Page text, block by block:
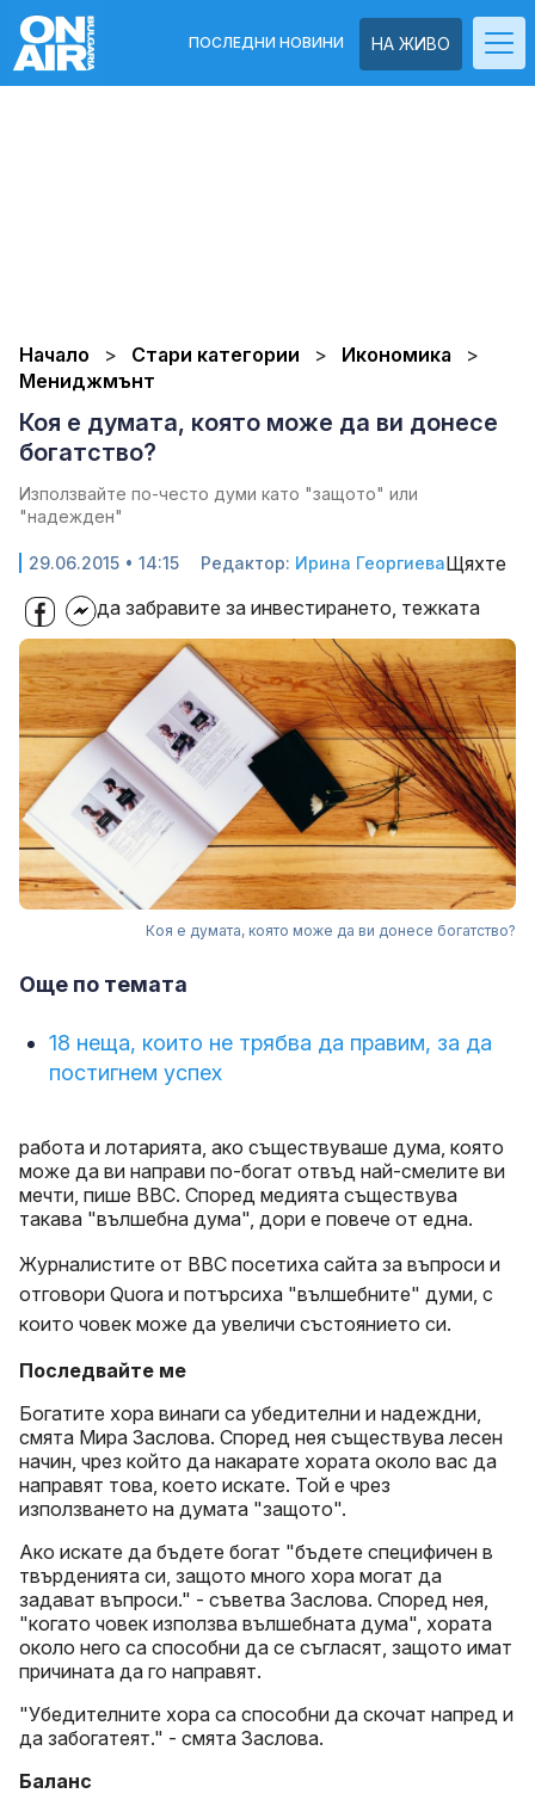
НА ЖИВО
ПОСЛЕДНИ НОВИНИ
Начало Стари категории
Икономика
Мениджмънт
Коя е думата, която може да ви донесе
богатство?
Използвайте по-често думи като "защото" или
"надежден"
29.06.2015 • 14:15 Редактор: Ирина Георгиева
Коя е думата, която може да ви донесе богатство?
Още по темата
18 неща, които не трябва да правим, за да
постигнем успех
Щяхте
да забравите за инвестирането, тежката
работа и лотарията, ако съществуваше дума, която
може да ви направи по-богат отвъд най-смелите ви
мечти, пише BBC. Според медията съществува
такава "вълшебна дума", дори е повече от една.
Журналистите от BBC посетиха сайта за въпроси и
отговори Quora и потърсиха "вълшебните" думи, с
които човек може да увеличи състоянието си.
Последвайте ме
Богатите хора винаги са убедителни и надеждни,
смята Мира Заслова. Според нея съществува лесен
начин, чрез който да накарате хората около вас да
направят това, което искате. Той е чрез
използването на думата "защото".
Ако искате да бъдете богат "бъдете специфичен в
твърденията си, защото много хора могат да
задават въпроси." - съветва Заслова. Според нея,
"когато човек използва вълшебната дума", хората
около него са способни да се съгласят, защото имат
причината да го направят.
"Убедителните хора са способни да скочат напред и
да забогатеят." - смята Заслова.
Баланс